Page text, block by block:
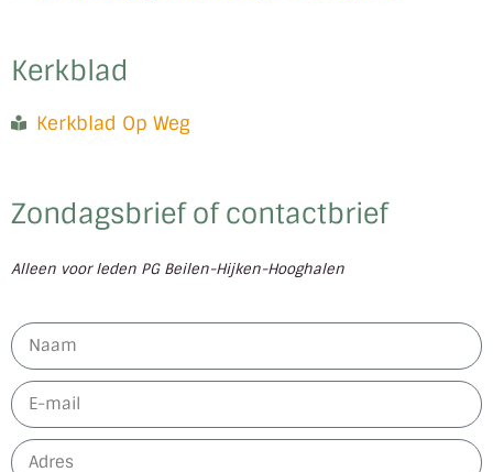
Kerkblad
Kerkblad Op Weg
Zondagsbrief of contactbrief
Alleen voor leden PG Beilen-Hijken-Hooghalen